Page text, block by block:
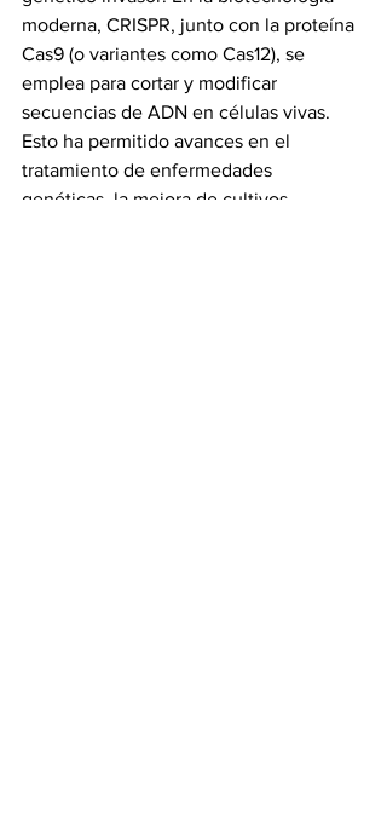
moderna, CRISPR, junto con la proteína
Cas9 (o variantes como Cas12), se
emplea para cortar y modificar
secuencias de ADN en células vivas.
Esto ha permitido avances en el
tratamiento de enfermedades
genéticas, la mejora de cultivos